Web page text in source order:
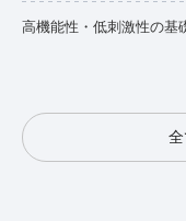
高機能性・低刺激性の基